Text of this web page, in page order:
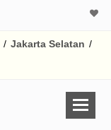
/ Jakarta Selatan /
Harga Rp
% /th